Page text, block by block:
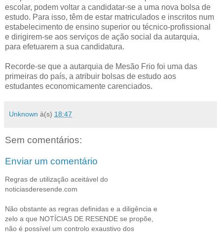
escolar, podem voltar a candidatar-se a uma nova bolsa de
estudo. Para isso, têm de estar matriculados e inscritos num
estabelecimento de ensino superior ou técnico-profissional
e dirigirem-se aos serviços de ação social da autarquia,
para efetuarem a sua candidatura.
Recorde-se que a autarquia de Mesão Frio foi uma das
primeiras do país, a atribuir bolsas de estudo aos
estudantes economicamente carenciados.
Unknown à(s) 18:47
Sem comentários:
Enviar um comentário
Regras de utilização aceitável do
noticiasderesende.com
Não obstante as regras definidas e a diligência e
zelo a que NOTÍCIAS DE RESENDE se propõe,
não é possível um controlo exaustivo dos